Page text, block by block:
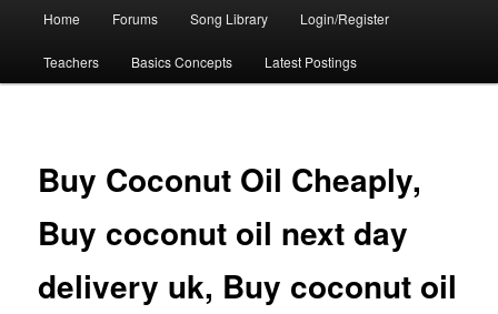
Home Forums Song Library Login/Register
Teachers Basics Concepts Latest Postings
Buy Coconut Oil Cheaply,
Buy coconut oil next day
delivery uk, Buy coconut oil